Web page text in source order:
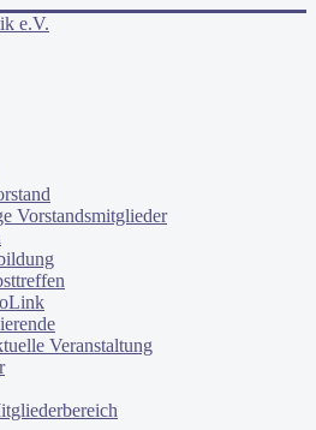
Vorstandsmitglieder
Veranstaltung